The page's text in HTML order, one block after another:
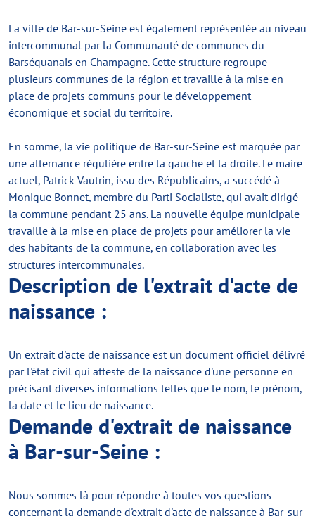
La ville de Bar-sur-Seine est également représentée au niveau
intercommunal par la Communauté de communes du
Barséquanais en Champagne. Cette structure regroupe
plusieurs communes de la région et travaille à la mise en
place de projets communs pour le développement
économique et social du territoire.
En somme, la vie politique de Bar-sur-Seine est marquée par
une alternance régulière entre la gauche et la droite. Le maire
actuel, Patrick Vautrin, issu des Républicains, a succédé à
Monique Bonnet, membre du Parti Socialiste, qui avait dirigé
la commune pendant 25 ans. La nouvelle équipe municipale
travaille à la mise en place de projets pour améliorer la vie
des habitants de la commune, en collaboration avec les
structures intercommunales.
Description de l'extrait d'acte de
naissance :
Un extrait d'acte de naissance est un document officiel délivré
par l'état civil qui atteste de la naissance d'une personne en
précisant diverses informations telles que le nom, le prénom,
la date et le lieu de naissance.
Demande d'extrait de naissance
à Bar-sur-Seine :
Nous sommes là pour répondre à toutes vos questions
concernant la demande d'extrait d'acte de naissance à Bar-sur-